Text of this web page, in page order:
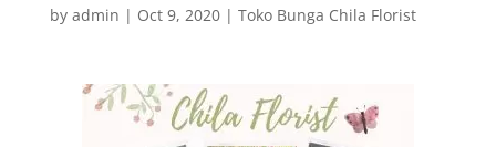
by admin | Oct 9, 2020| Toko Bunga Chila Florist